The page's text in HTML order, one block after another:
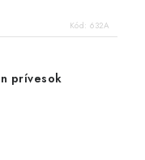
Kód: 632A
prívesok